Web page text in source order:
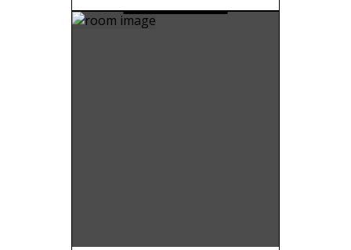
полотенец, шампунь, гель
для душа, зубной набор ◯